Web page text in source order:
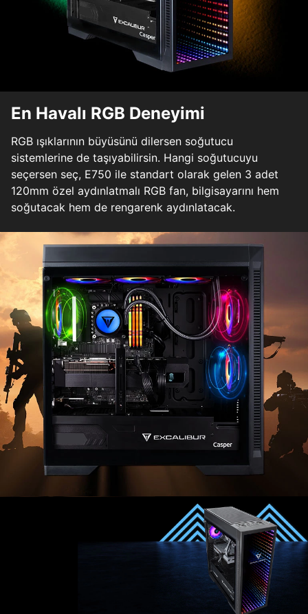
En Havalı RGB Deneyimi
RGB ışıklarının büyüsünü dilersen soğutucu
sistemlerine de taşıyabilirsin. Hangi soğutucuyu
seçersen seç, E750 ile standart olarak gelen 3 adet
120mm özel aydınlatmalı RGB fan, bilgisayarını hem
soğutacak hem de rengarenk aydınlatacak.